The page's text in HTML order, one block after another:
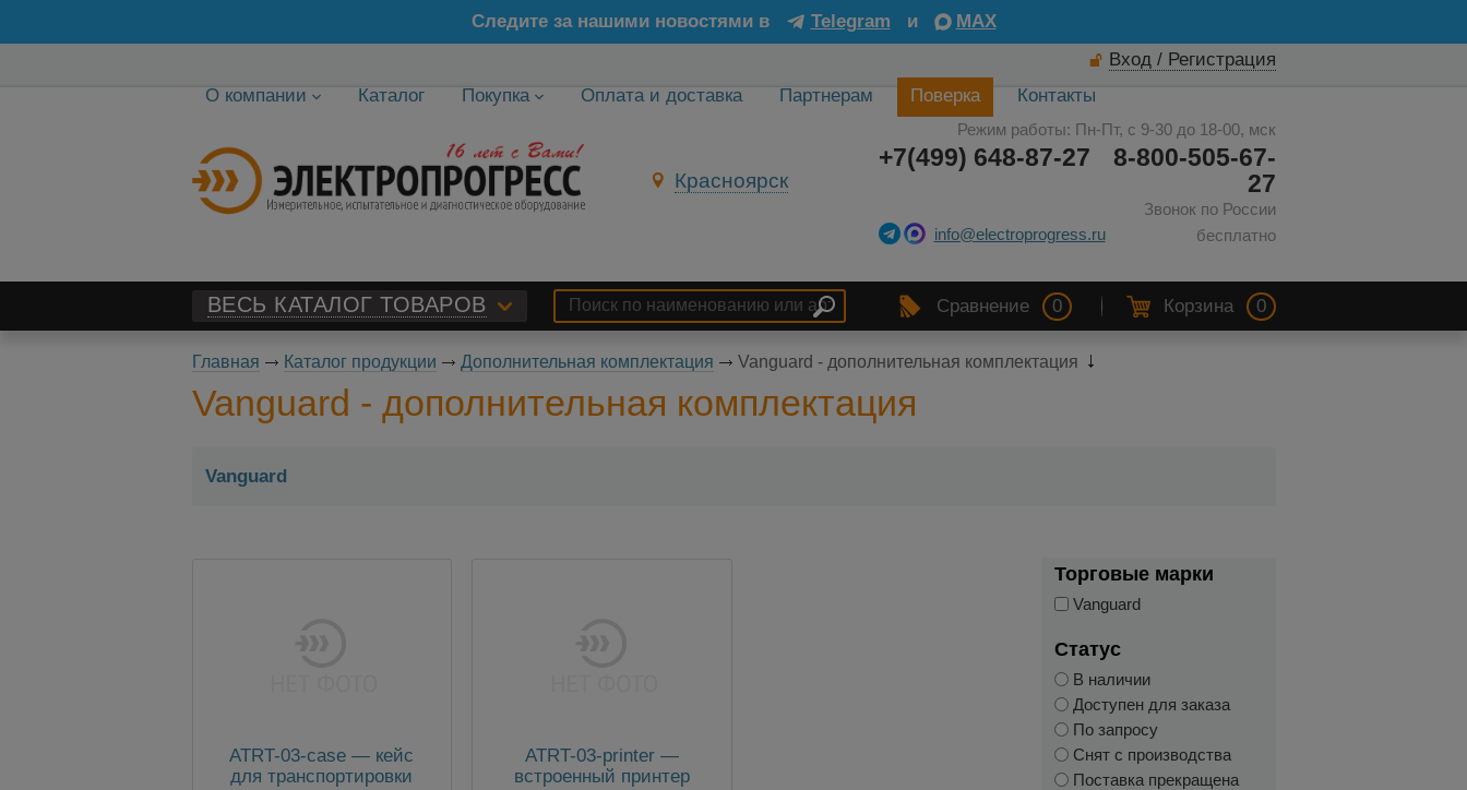
Следите за нашими новостями в Telegram и
MAX
Вход / Регистрация
О компании
Каталог Покупка Оплата и доставка Партнерам Поверка Контакты
Красноярск
Режим работы: Пн-Пт, с 9-30 до 18-00, мск
8-800-505-67-
27
Звонок по России
бесплатно
+7(499) 648-87-27
info@electroprogress.ru
ВЕСЬ КАТАЛОГ ТОВАРОВ Сравнение 0 Корзина 0
Главная Каталог продукции Дополнительная комплектация Vanguard - дополнительная комплектация
Vanguard - дополнительная комплектация
Vanguard
ATRT-03-case — кейс
для транспортировки
ATRT-03-printer —
встроенный принтер
Торговые марки
Vanguard
Статус
В наличии
Доступен для заказа
По запросу
Снят с производства
Поставка прекращена